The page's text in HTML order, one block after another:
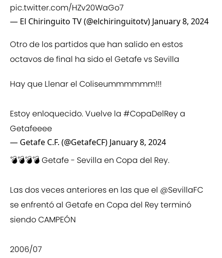
pic.twitter.com/HZv20WaGo7
— El Chiringuito TV (@elchiringuitotv) January 8, 2024
Otro de los partidos que han salido en estos
octavos de final ha sido el Getafe vs Sevilla
Hay que Llenar el Coliseummmmmm!!!
Estoy enloquecido. Vuelve la #CopaDelReya
Getafeeee
— Getafe C.F. (@GetafeCF) January 8, 2024
💣💣💣💣 Getafe - Sevilla en Copa del Rey.
Las dos veces anteriores en las que el @SevillaFC
se enfrentó al Getafe en Copa del Rey terminó
siendo CAMPEÓN
2006/07